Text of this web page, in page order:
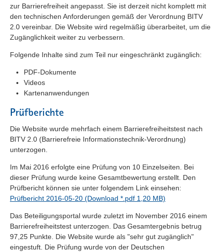
zur Barrierefreiheit angepasst. Sie ist derzeit nicht komplett mit
den technischen Anforderungen gemäß der Verordnung BITV
2.0 vereinbar. Die Website wird regelmäßig überarbeitet, um die
Zugänglichkeit weiter zu verbessern.
Folgende Inhalte sind zum Teil nur eingeschränkt zugänglich:
PDF-Dokumente
Videos
Kartenanwendungen
Prüfberichte
Die Website wurde mehrfach einem Barrierefreiheitstest nach
BITV 2.0 (Barrierefreie Informationstechnik-Verordnung)
unterzogen.
Im Mai 2016 erfolgte eine Prüfung von 10 Einzelseiten. Bei
dieser Prüfung wurde keine Gesamtbewertung erstellt. Den
Prüfbericht können sie unter folgendem Link einsehen:
Prüfbericht 2016-05-20 (Download *.pdf 1,20 MB)
Das Beteiligungsportal wurde zuletzt im November 2016 einem
Barrierefreiheitstest unterzogen. Das Gesamtergebnis betrug
97,25 Punkte. Die Website wurde als "sehr gut zugänglich"
eingestuft. Die Prüfung wurde von der Deutschen